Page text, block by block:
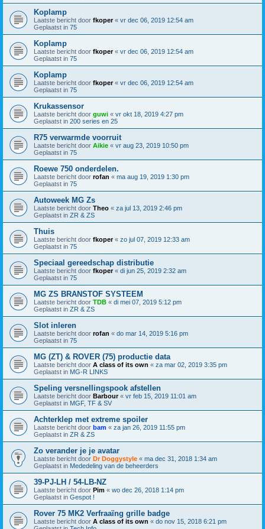
Koplamp
Laatste bericht door fkoper« vr dec 06, 2019 12:54 am
Geplaatst in 75
Koplamp
Laatste bericht door fkoper« vr dec 06, 2019 12:54 am
Geplaatst in 75
Koplamp
Laatste bericht door fkoper« vr dec 06, 2019 12:54 am
Geplaatst in 75
Krukassensor
Laatste bericht door guwi « vr okt 18, 2019 4:27 pm
Geplaatst in 200 series en 25
R75 verwarmde voorruit
Laatste bericht door Aikie « vr aug 23, 2019 10:50 pm
Geplaatst in 75
Roewe 750 onderdelen.
Laatste bericht door rofan « ma aug 19, 2019 1:30 pm
Geplaatst in 75
Autoweek MG Zs
Laatste bericht door Theo « za jul 13, 2019 2:46 pm
Geplaatst in ZR & ZS
Thuis
Laatste bericht door fkoper« zo jul 07, 2019 12:33 am
Geplaatst in 75
Speciaal gereedschap distributie
Laatste bericht door fkoper« di jun 25, 2019 2:32 am
Geplaatst in 75
MG ZS BRANSTOF SYSTEEM
Laatste bericht door TDB « di mei 07, 2019 5:12 pm
Geplaatst in ZR & ZS
Slot inleren
Laatste bericht door rofan « do mar 14, 2019 5:16 pm
Geplaatst in 75
MG (ZT) & ROVER (75) productie data
Laatste bericht door A class of its own « za mar 02, 2019 3:35 pm
Geplaatst in MG-R LINKS
Speling versnellingspook afstellen
Laatste bericht door Barbour« vr feb 15, 2019 11:01 am
Geplaatst in MGF, TF & SV
Achterklep met extreme spoiler
Laatste bericht door bam « za jan 26, 2019 11:55 pm
Geplaatst in ZR & ZS
Zo verander je je avatar
Laatste bericht door Dr Doggystyle « ma dec 31, 2018 1:34 am
Geplaatst in Mededeling van de beheerders
39-PJ-LH / 54-LB-NZ
Laatste bericht door Pim « wo dec 26, 2018 1:14 pm
Geplaatst in Gespot !
Rover 75 MK2 Verfraaïng grille badge
Laatste bericht door A class of its own « do nov 15, 2018 6:21 pm